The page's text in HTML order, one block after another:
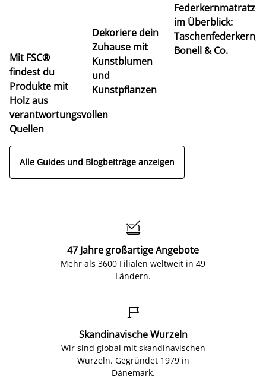
Mit FSC®
findest du
Produkte mit
Holz aus
verantwortungsvollen
Quellen
Dekoriere dein
Zuhause mit
Kunstblumen
und
Kunstpflanzen
im Überblick:
Taschenfederkern,
Bonell & Co.
Alle Guides und Blogbeiträge anzeigen

47 Jahre großartige Angebote
Mehr als 3600 Filialen weltweit in 49
Ländern.

Skandinavische Wurzeln
Wir sind global mit skandinavischen
Wurzeln. Gegründet 1979 in
Dänemark.